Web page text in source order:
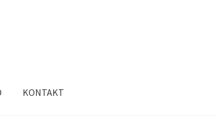
KONTAKT